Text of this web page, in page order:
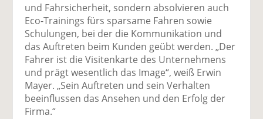
und Fahrsicherheit, sondern absolvieren auch
Eco-Trainings fürs sparsame Fahren sowie
Schulungen, bei der die Kommunikation und
das Auftreten beim Kunden geübt werden. „Der
Fahrer ist die Visitenkarte des Unternehmens
und prägt wesentlich das Image“, weiß Erwin
Mayer. „Sein Auftreten und sein Verhalten
beeinflussen das Ansehen und den Erfolg der
Firma.“